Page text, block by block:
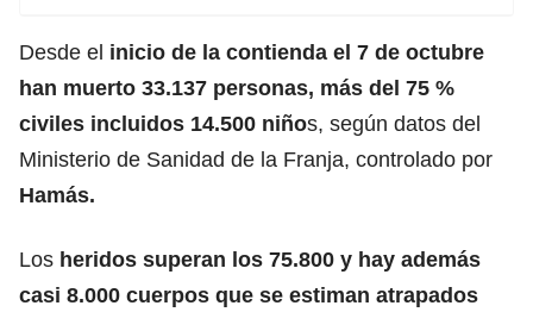
Desde el inicio de la contienda el 7 de octubre
han muerto 33.137 personas, más del 75 %
civiles incluidos 14.500 niños, según datos del
Ministerio de Sanidad de la Franja, controlado por
Hamás.
Los heridos superan los 75.800 y hay además
casi 8.000 cuerpos que se estiman atrapados